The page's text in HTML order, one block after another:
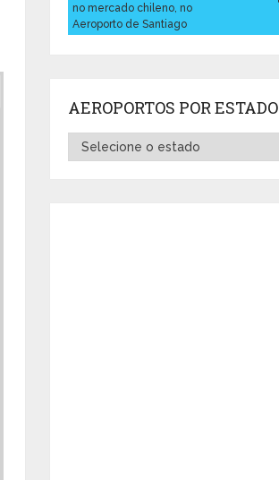
no mercado chileno, no
Aeroporto de Santiago
AEROPORTOS POR ESTADO
Aeroportos
por